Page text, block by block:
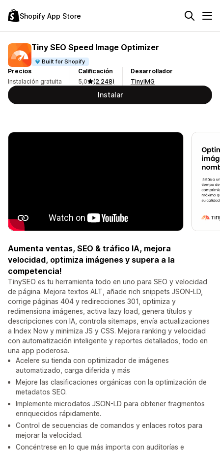
Shopify App Store
Tiny SEO Speed Image Optimizer
Built for Shopify
Precios
Instalación gratuita
Calificación
5,0
(2.248)
Desarrollador
TinyIMG
Instalar
Aumenta ventas, SEO & tráfico IA, mejora
velocidad, optimiza imágenes y supera a la
competencia!
TinySEO es tu herramienta todo en uno para SEO y velocidad
de página. Mejora textos ALT, añade rich snippets JSON-LD,
corrige páginas 404 y redirecciones 301, optimiza y
redimensiona imágenes, activa lazy load, genera títulos y
descripciones con IA, controla sitemaps, envía actualizaciones
a Index Now y minimiza JS y CSS. Mejora ranking y velocidad
con automatización inteligente y reportes detallados, todo en
una app poderosa.
Acelere su tienda con optimizador de imágenes
automatizado, carga diferida y más
Mejore las clasificaciones orgánicas con la optimización de
metadatos SEO.
Implemente microdatos JSON-LD para obtener fragmentos
enriquecidos rápidamente.
Control de secuencias de comandos y enlaces rotos para
mejorar la velocidad.
Concéntrese en lo que más importa con auditorías e